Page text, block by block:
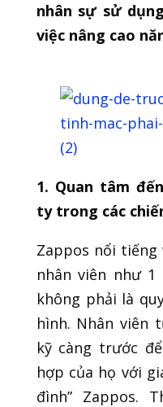
nhân sự sử
việc nâng cao
1. Quan tâm
ty trong các
Zappos nổi tiếng
nhân viên như
không phải là
hình. Nhân viên
kỹ càng trước
hợp của họ với
đình” Zappos.